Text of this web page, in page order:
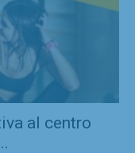
al centro